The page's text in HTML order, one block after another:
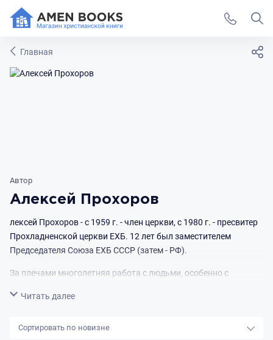
Главная
Автор
Алексей Прохоров
лексей Прохоров - с 1959 г. - член церкви, с 1980 г. - пресвитер
Прохладненской церкви ЕХБ. 12 лет был заместителем
Председателя Союза ЕХБ СССР (затем - РФ).
За плечами многолетняя работа с людьми, особенно с
ответы на некоторые наиболее актуальные и сложные
ищущих и любознательных читателей. А. Прохоров является
Свернуть
Читать далее
новизне